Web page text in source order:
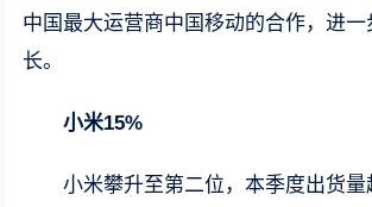
中国最大运营商中国移动的合作，进一
长。
小米15%
小米攀升至第二位，本季度出货